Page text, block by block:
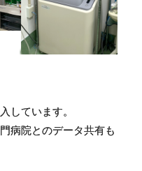
しています。
病院とのデータ共有も